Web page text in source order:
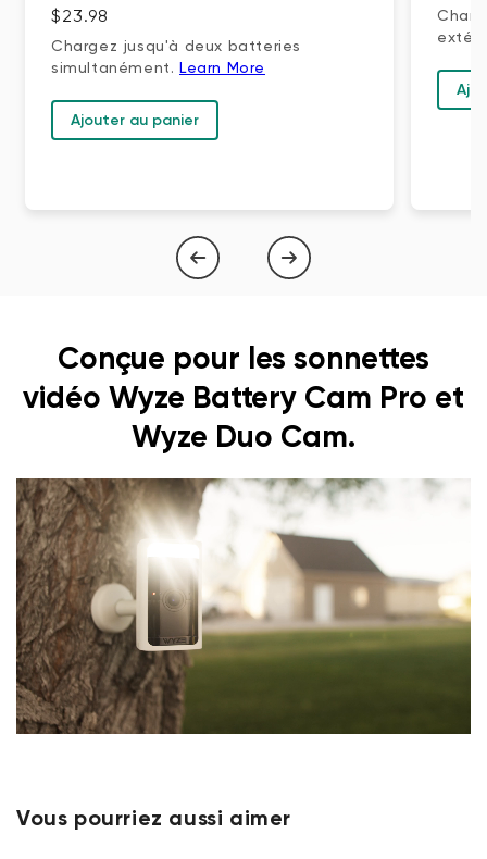
Prix ​​régulier
$23.98
Chargez jusqu'à deux batteries
simultanément. Learn More
Ajouter au panier
Conçue pour les sonnettes
vidéo Wyze Battery Cam Pro et
Wyze Duo Cam.
Vous pourriez aussi aimer